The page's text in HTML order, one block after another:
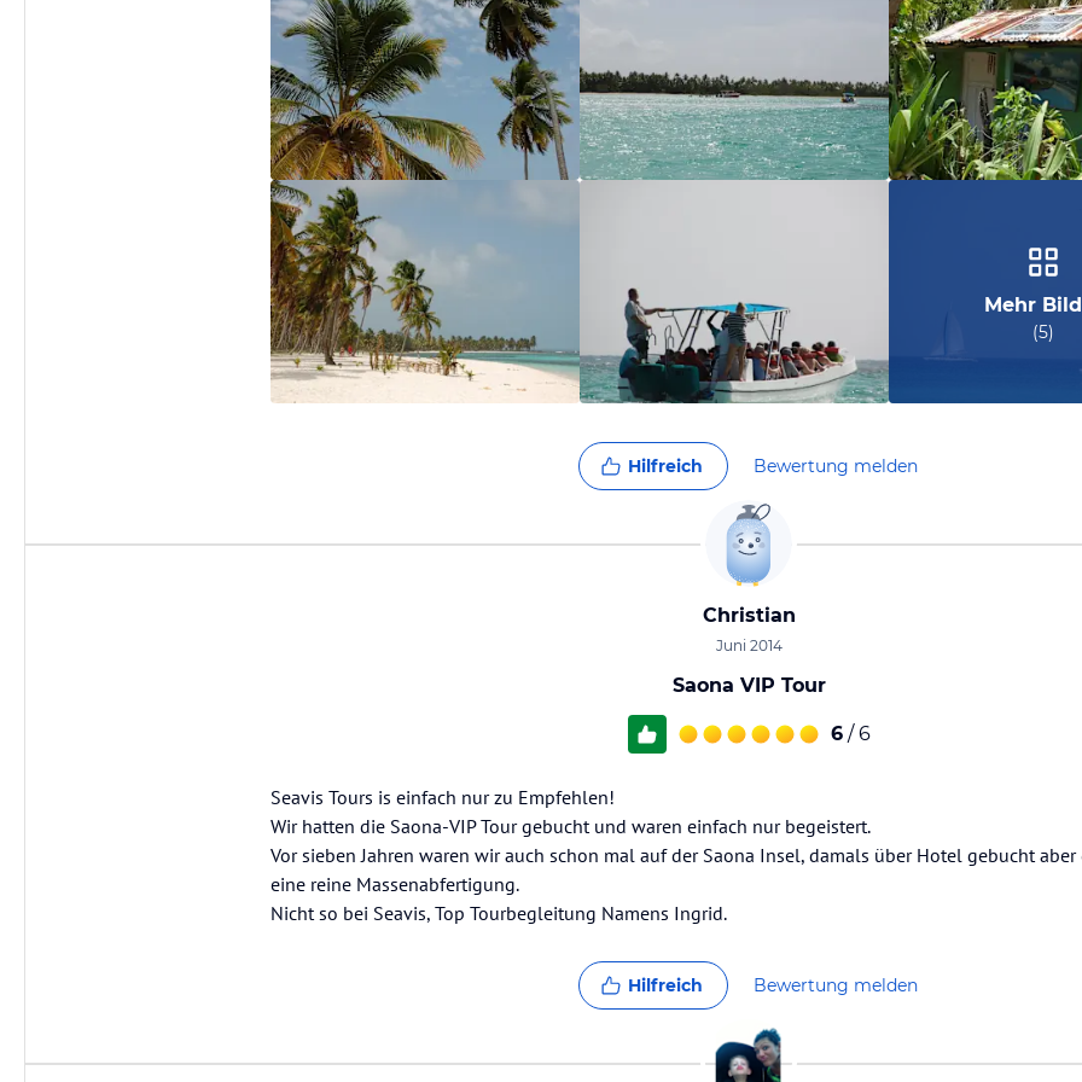
Mehr
(5)
Hilfreich Bewertung melden
Christian
Juni 2014
Saona VIP Tour
6 / 6
Seavis Tours is einfach nur zu Empfehlen!
Wir hatten die Saona-VIP Tour gebucht und waren einfach nur begeistert.
Vor sieben Jahren waren wir auch schon mal auf der Saona Insel, damals über Hotel gebucht aber
eine reine Massenabfertigung.
Nicht so bei Seavis, Top Tourbegleitung Namens Ingrid.
Hilfreich Bewertung melden